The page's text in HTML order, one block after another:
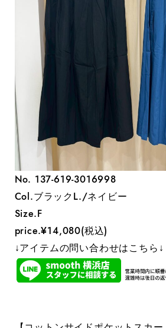
No. 137-619-3016998
Col.ブラックL./ネイビー
Size.F
price.¥14,080(税込)
↓アイテムの問い合わせはこちら↓